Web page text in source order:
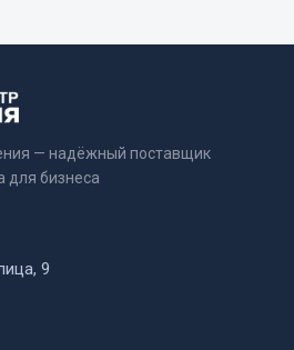
— надёжный поставщик
для бизнеса
9